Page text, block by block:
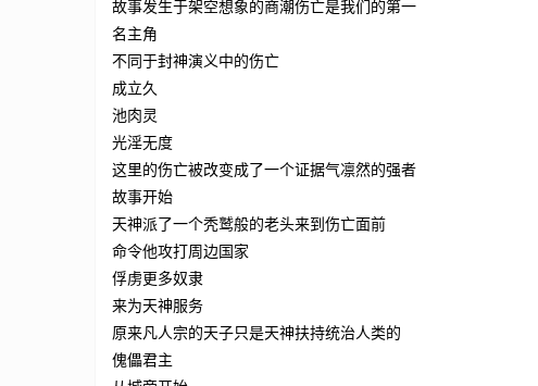
故事发生于架空想象的商潮伤亡是我们的第一
名主角
不同于封神演义中的伤亡
成立久
池肉灵
光淫无度
这里的伤亡被改变成了一个证据气凛然的强者
故事开始
天神派了一个秃鹫般的老头来到伤亡面前
命令他攻打周边国家
俘虏更多奴隶
来为天神服务
原来凡人宗的天子只是天神扶持统治人类的
傀儡君主